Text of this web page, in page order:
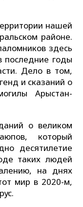
нашей
районе.
здесь
последние годы
Дело в том,
и сказаний о
Арыстан-
о великом
который
десятилетие
таких людей
на днях
мир в 2020-м,